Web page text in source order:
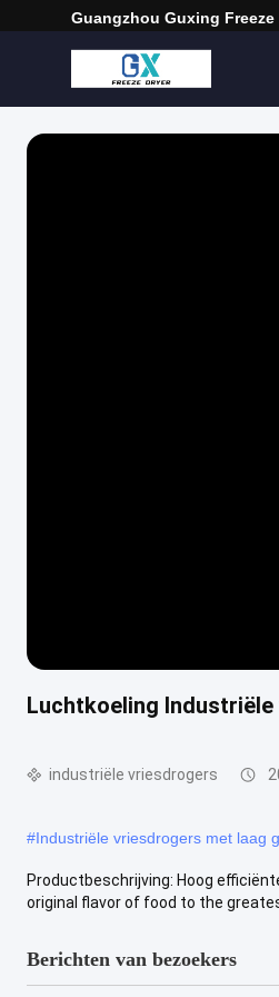
Guangzhou Guxing
Luchtkoeling
industriële vriesdrogers
#Industriële vriesdrogers met laag
Productbeschrijving: Hoog
original flavor of food to the
Berichten van bezoekers